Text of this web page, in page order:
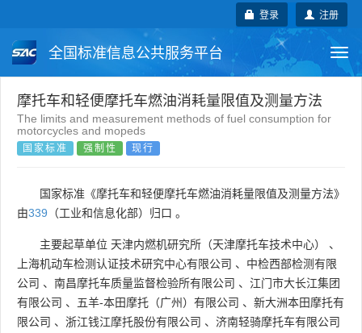
注册
登录
全国标准信息公共服务平台
国家标准 行业标准 地方标准
团体标准
摩托车和轻便摩托车燃油消耗量限值及测量方法
The limits and measurement methods of fuel consumption for
motorcycles and mopeds
国家标准 强制性 现行
国家标准《摩托车和轻便摩托车燃油消耗量限值及测量方法》
由339 （工业和信息化部）归口 。
主要起草单位 天津内燃机研究所（天津摩托车技术中心）
、
上海机动车检测认证技术研究中心有限公司 、 中检西部检测有限
公司 、 南昌摩托车质量监督检验所有限公司 、 江门市大长江集团
有限公司 、 五羊-本田摩托（广州）有限公司 、 新大洲本田摩托有
限公司 、 浙江钱江摩托股份有限公司 、 济南轻骑摩托车有限公司